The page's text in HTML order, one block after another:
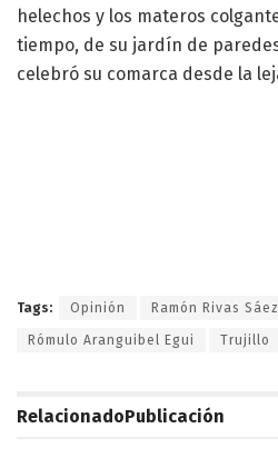
helechos y los materos
tiempo, de su jardín de
celebró su comarca desde la
Tags: Opinión Ramón Rivas Sáez
Rómulo Aranguibel Egui Trujillo
RelacionadoPublicación